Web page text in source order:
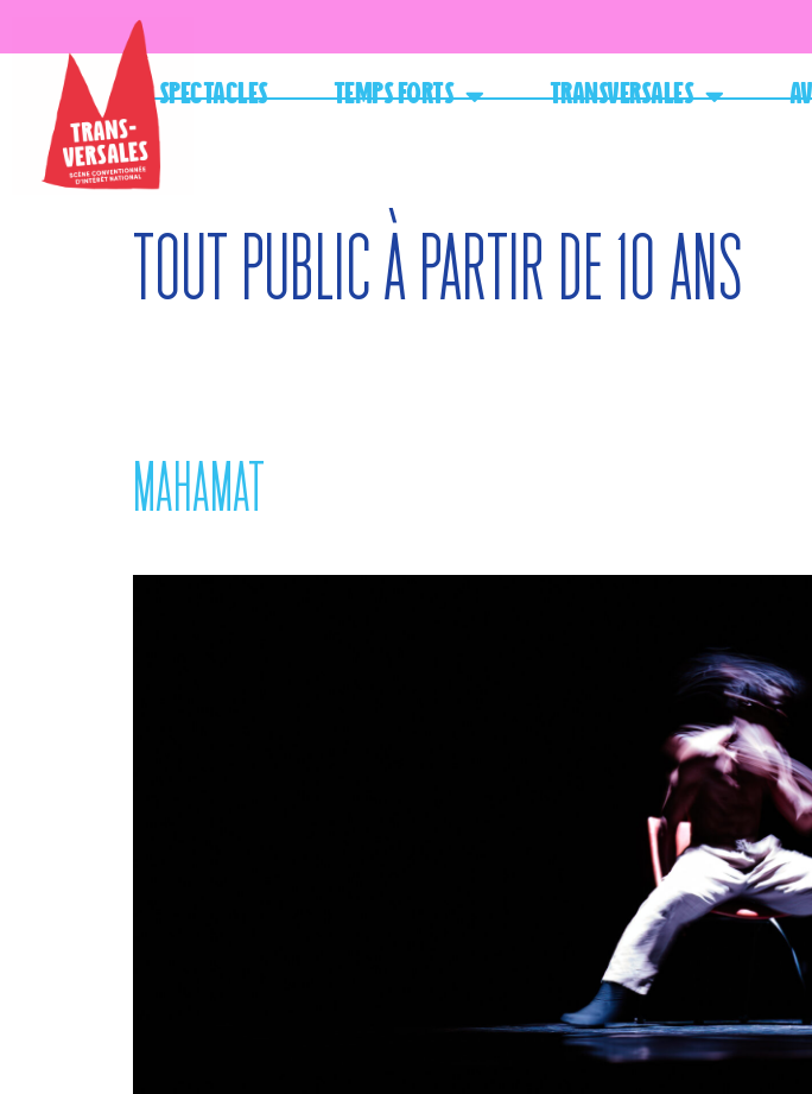
Spectacles Temps forts Transversales
Tout public à partir de 10 ans
MAHAMAT